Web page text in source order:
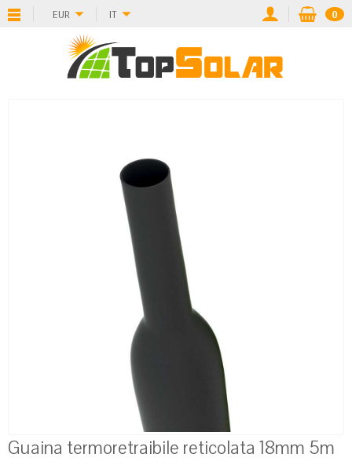
EUR IT 0
Guaina termoretraibile reticolata 18mm 5m